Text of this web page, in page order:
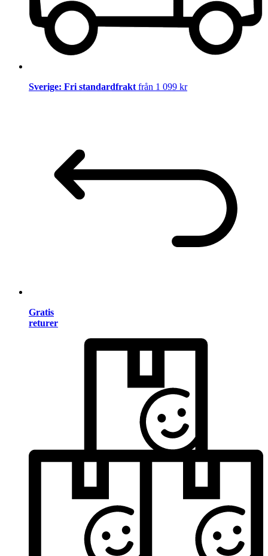
Sverige: Fri standardfrakt från 1 099 kr
Gratis
returer